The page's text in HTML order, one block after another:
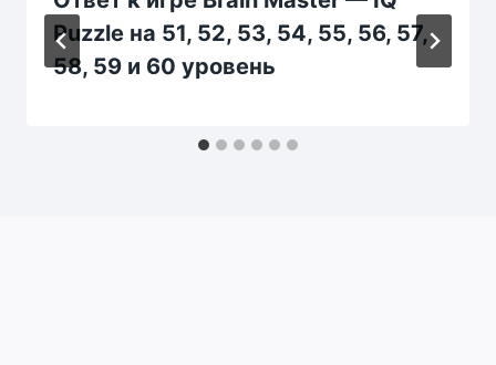
Puzzle на 51, 52, 53, 54, 55, 56, 57,
58, 59 и 60 уровень